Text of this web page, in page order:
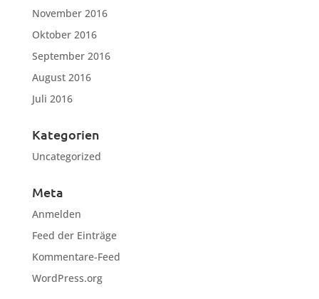
November 2016
Oktober 2016
September 2016
August 2016
Juli 2016
Kategorien
Uncategorized
Meta
Anmelden
Feed der Einträge
Kommentare-Feed
WordPress.org